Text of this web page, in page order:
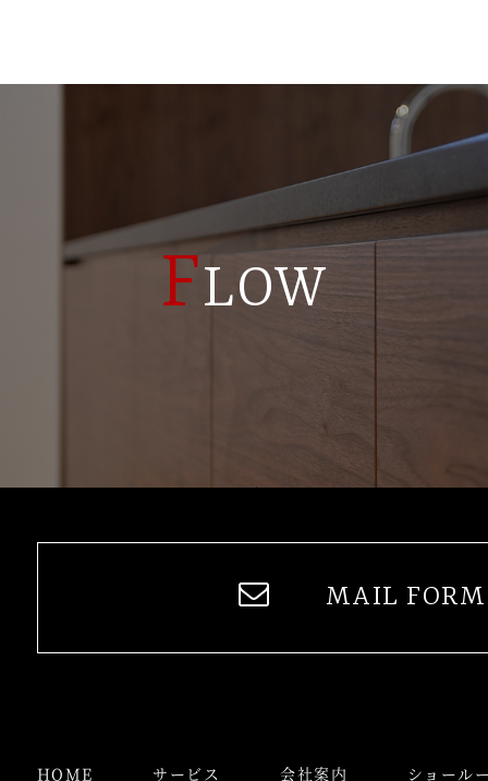
FLOW
MAIL FORM
HOME サービス 会社案内 ショール